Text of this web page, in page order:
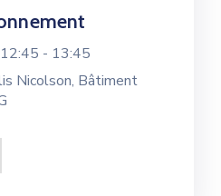
12:45 - 13:45
Nicolson, Bâtiment